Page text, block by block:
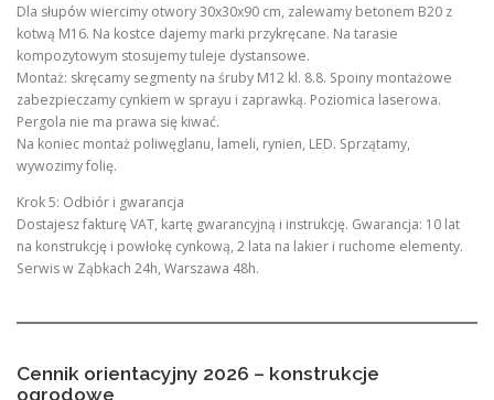
Dla słupów wiercimy otwory 30x30x90 cm, zalewamy betonem B20 z
kotwą M16. Na kostce dajemy marki przykręcane. Na tarasie
kompozytowym stosujemy tuleje dystansowe.
Montaż: skręcamy segmenty na śruby M12 kl. 8.8. Spoiny montażowe
zabezpieczamy cynkiem w sprayu i zaprawką. Poziomica laserowa.
Pergola nie ma prawa się kiwać.
Na koniec montaż poliwęglanu, lameli, rynien, LED. Sprzątamy,
wywozimy folię.
Krok 5: Odbiór i gwarancja
Dostajesz fakturę VAT, kartę gwarancyjną i instrukcję. Gwarancja: 10 lat
na konstrukcję i powłokę cynkową, 2 lata na lakier i ruchome elementy.
Serwis w Ząbkach 24h, Warszawa 48h.
Cennik orientacyjny 2026 – konstrukcje
ogrodowe